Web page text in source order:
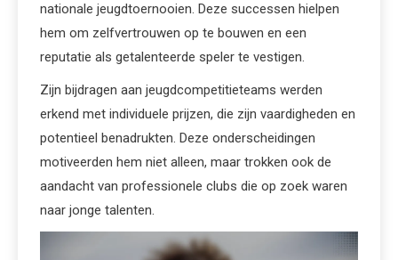
nationale jeugdtoernooien. Deze successen hielpen
hem om zelfvertrouwen op te bouwen en een
reputatie als getalenteerde speler te vestigen.
Zijn bijdragen aan jeugdcompetitieteams werden
erkend met individuele prijzen, die zijn vaardigheden en
potentieel benadrukten. Deze onderscheidingen
motiveerden hem niet alleen, maar trokken ook de
aandacht van professionele clubs die op zoek waren
naar jonge talenten.